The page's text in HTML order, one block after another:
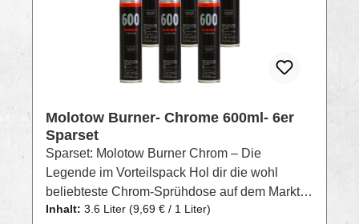
Molotow Burner- Chrome 600ml- 6er
Sparset
Sparset: Molotow Burner Chrom – Die
Legende im Vorteilspack Hol dir die wohl
beliebteste Chrom-Sprühdose auf dem Markt
jetzt im praktischen Sparset! Die Molotow
Inhalt: 3.6 Liter (9,69 € / 1 Liter)